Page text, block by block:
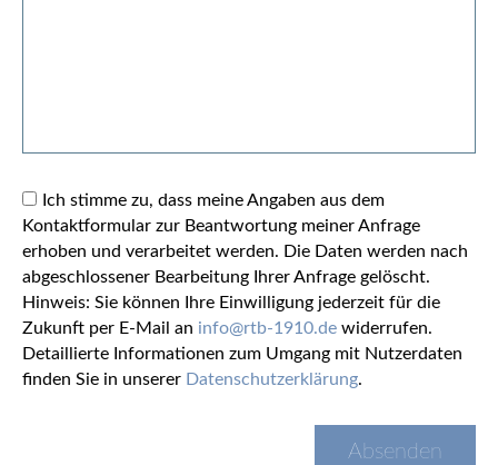
Ich stimme zu, dass meine Angaben aus dem
Kontaktformular zur Beantwortung meiner Anfrage
erhoben und verarbeitet werden. Die Daten werden nach
abgeschlossener Bearbeitung Ihrer Anfrage gelöscht.
Hinweis: Sie können Ihre Einwilligung jederzeit für die
Zukunft per E-Mail an info@rtb-1910.de widerrufen.
Detaillierte Informationen zum Umgang mit Nutzerdaten
finden Sie in unserer Datenschutzerklärung.